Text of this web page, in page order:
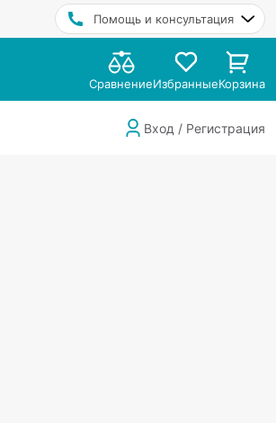
Помощь и консультация
СравнениеИзбранныеКорзина
Вход / Регистрация